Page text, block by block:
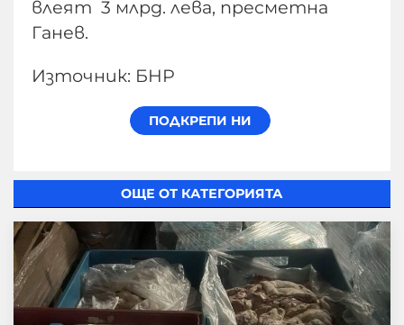
влеят 3 млрд. лева, пресметна
Ганев.
Източник: БНР
ОЩЕ ОТ КАТЕГОРИЯТА